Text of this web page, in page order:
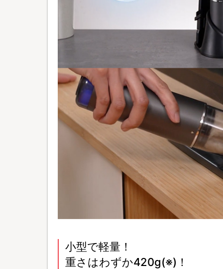
小型で軽量！
重さはわずか420g(※)！